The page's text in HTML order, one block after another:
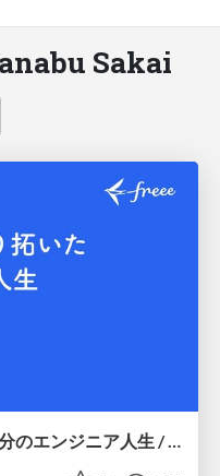
Sakai
アウトプットが切り拓いた自分のエンジニア人生 / Infra Study 2nd #8